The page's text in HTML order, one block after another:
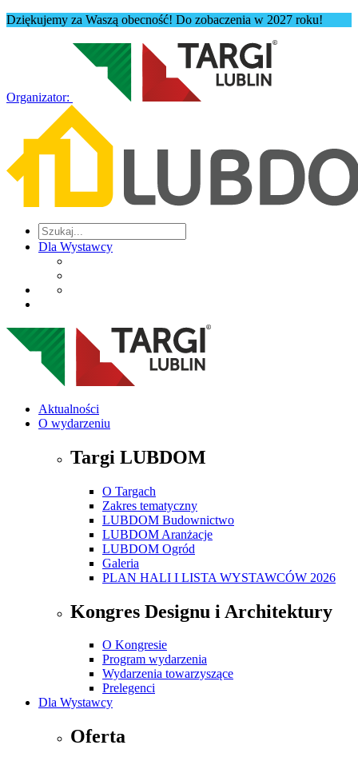
Dziękujemy za Waszą obecność! Do zobaczenia w 2027 roku!
Organizator:
Dla Wystawcy
Aktualności
O wydarzeniu
Targi LUBDOM
O Targach
Zakres tematyczny
LUBDOM Budownictwo
LUBDOM Aranżacje
LUBDOM Ogród
Galeria
PLAN HALI I LISTA WYSTAWCÓW 2026
Kongres Designu i Architektury
O Kongresie
Program wydarzenia
Wydarzenia towarzyszące
Prelegenci
Dla Wystawcy
Oferta